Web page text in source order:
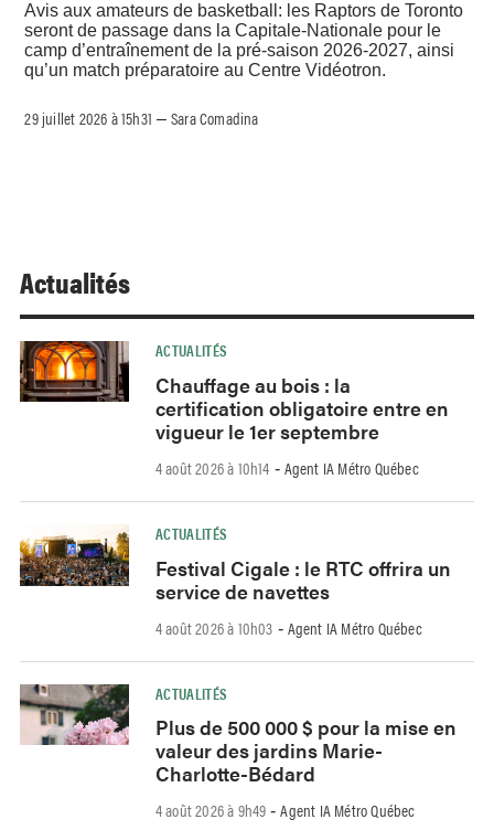
Avis aux amateurs de basketball: les Raptors de Toronto
seront de passage dans la Capitale-Nationale pour le
camp d’entraînement de la pré-saison 2026-2027, ainsi
qu’un match préparatoire au Centre Vidéotron.
29 juillet 2026 à 15h31 –Sara Comadina
Actualités
ACTUALITÉS
Chauffage au bois : la
certification obligatoire entre en
vigueur le 1er septembre
4 août 2026 à 10h14 - Agent IA Métro Québec
ACTUALITÉS
Festival Cigale : le RTC offrira un
service de navettes
4 août 2026 à 10h03 - Agent IA Métro Québec
ACTUALITÉS
Plus de 500 000 $ pour la mise en
valeur des jardins Marie-
Charlotte-Bédard
4 août 2026 à 9h49 -Agent IA Métro Québec